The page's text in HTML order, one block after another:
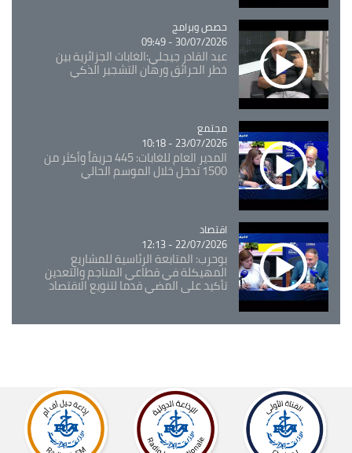
Catégorie
حصص وبرامج
30/07/2026 - 09:49
عبد القادر جيجلي:الغابات الجزائرية بين
خطر الحرائق ورهان التشجير الذكي
Catégorie
مجتمع
23/07/2026 - 10:18
المدير العام للغابات: 445 حريقاً وأكثر من
1500 تدخل خلال الموسم الحالي
Catégorie
اقتصاد
22/07/2026 - 12:13
بوحرب: المتابعة الرئاسية للمشاريع
المهيكلة في قطاعي المناجم والتعدين
تأكيد على المضي قدما لتنويع الاقتصاد